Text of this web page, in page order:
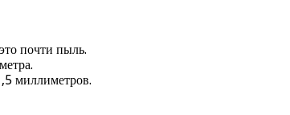
почти пыль.
миллиметров.